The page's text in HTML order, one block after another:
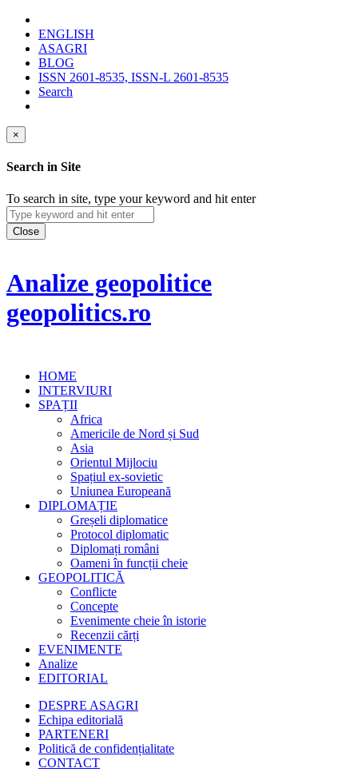
ENGLISH
ASAGRI
BLOG
ISSN 2601-8535, ISSN-L 2601-8535
Search
×
Search in Site
To search in site, type your keyword and hit enter
Close
Analize geopolitice
geopolitics.ro
HOME
INTERVIURI
SPAȚII
Africa
Americile de Nord și Sud
Asia
Orientul Mijlociu
Spațiul ex-sovietic
Uniunea Europeană
DIPLOMAȚIE
Greșeli diplomatice
Protocol diplomatic
Diplomați români
Oameni în funcții cheie
GEOPOLITICĂ
Conflicte
Concepte
Evenimente cheie în istorie
Recenzii cărți
EVENIMENTE
Analize
EDITORIAL
DESPRE ASAGRI
Echipa editorială
PARTENERI
Politică de confidențialitate
CONTACT